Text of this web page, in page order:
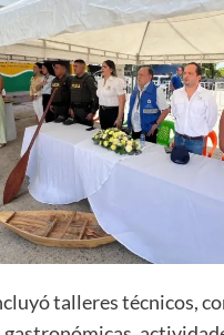
talleres técnicos,